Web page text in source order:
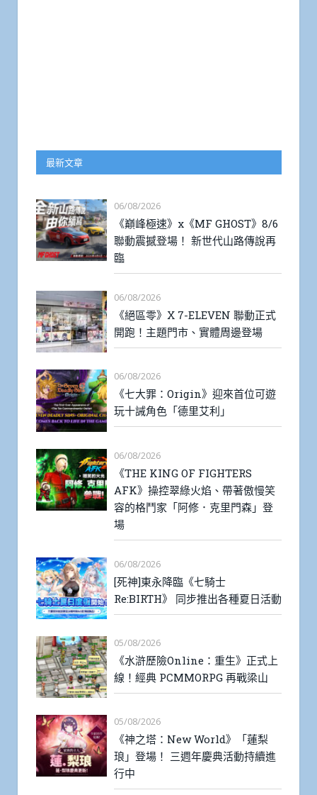
最新文章
06/08/2026
《巔峰極速》x《MF GHOST》8/6
聯動震撼登場！ 新世代山路傳說再
臨
06/08/2026
《絕區零》X 7-ELEVEN 聯動正式
開跑！主題門市、實體周邊登場
06/08/2026
《七大罪：Origin》迎來首位可遊
玩十誡角色「德里艾利」
06/08/2026
《THE KING OF FIGHTERS
AFK》操控翠綠火焰、帶著傲慢笑
容的格鬥家「阿修．克里門森」登
場
06/08/2026
[死神]東永降臨《七騎士
Re:BIRTH》 同步推出各種夏日活動
05/08/2026
《水滸歷險Online：重生》正式上
線！經典 PCMMORPG 再戰梁山
05/08/2026
《神之塔：New World》「蓮梨
琅」登場！ 三週年慶典活動持續進
行中